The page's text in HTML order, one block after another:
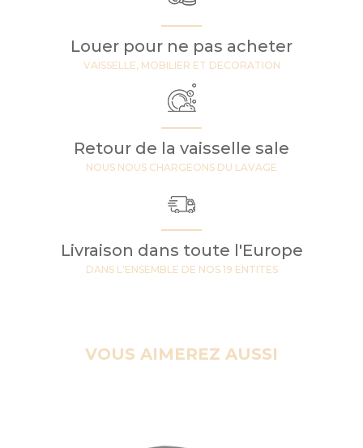
Louer pour ne pas acheter
VAISSELLE, MOBILIER ET DECORATION
Retour de la vaisselle sale
NOUS NOUS CHARGEONS DU LAVAGE
Livraison dans toute l'Europe
DANS L'ENSEMBLE DE NOS 19 ENTITES
VOUS AIMEREZ AUSSI